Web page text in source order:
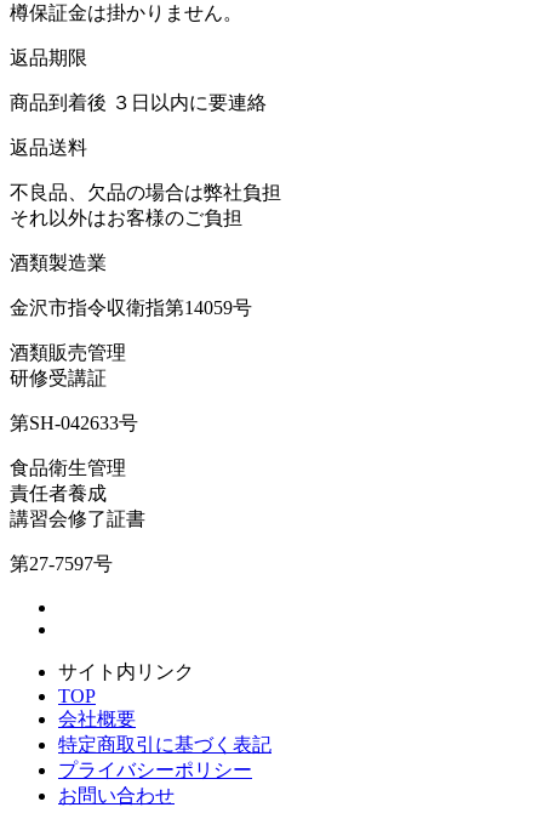
樽保証金は掛かりません。
返品期限
商品到着後 ３日以内に要連絡
返品送料
不良品、欠品の場合は弊社負担
それ以外はお客様のご負担
酒類製造業
金沢市指令収衛指第14059号
酒類販売管理
研修受講証
第SH-042633号
食品衛生管理
責任者養成
講習会修了証書
第27-7597号
サイト内リンク
TOP
会社概要
特定商取引に基づく表記
プライバシーポリシー
お問い合わせ